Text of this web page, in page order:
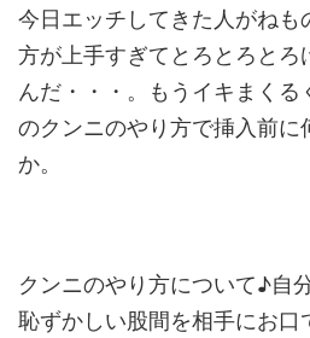
今日エッチしてきた人がねも
方が上手すぎてとろとろとろ
んだ・・・。もうイキまく
のクンニのやり方で挿入前に
か。
クンニのやり方について♪自
恥ずかしい股間を相手にお口